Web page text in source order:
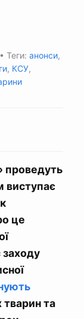
• Теги: анонси,
, КСУ,
проведуть
виступає
це
заходу
тварин та